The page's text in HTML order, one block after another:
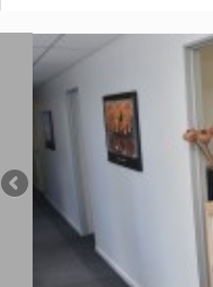
Entra
Valuta
Lingua